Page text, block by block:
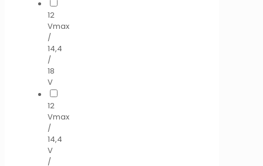
12
Vmax
/
14,4
/
18
V
12
Vmax
/
14,4
V
/